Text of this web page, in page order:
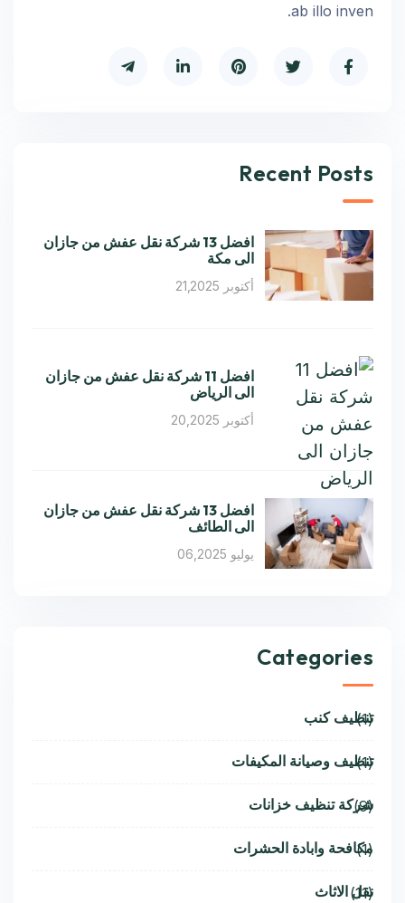
ab illo inven.
Recent Posts
افضل 13 شركة نقل عفش من جازان
الى مكة
أكتوبر 21,2025
افضل 11 شركة نقل عفش من جازان
الى الرياض
أكتوبر 20,2025
افضل 13 شركة نقل عفش من جازان
الى الطائف
يوليو 06,2025
Categories
تنظيف كنب
(1)
تنظيف وصيانة المكيفات
(1)
شركة تنظيف خزانات
(9)
مكافحة وابادة الحشرات
(1)
نقل الاثاث
(11)